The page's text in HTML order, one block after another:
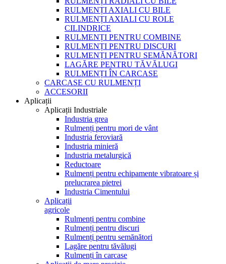
RULMENȚI AXIALI CU BILE
RULMENȚI AXIALI CU ROLE
CILINDRICE
RULMENȚI PENTRU COMBINE
RULMENȚI PENTRU DISCURI
RULMENȚI PENTRU SEMĂNĂTORI
LAGĂRE PENTRU TĂVĂLUGI
RULMENȚI ÎN CARCASE
CARCASE CU RULMENȚI
ACCESORII
Aplicații
Aplicații Industriale
Industria grea
Rulmenți pentru mori de vânt
Industria feroviară
Industria minieră
Industria metalurgică
Reductoare
Rulmenți pentru echipamente vibratoare și
prelucrarea pietrei
Industria Cimentului
Aplicații
agricole
Rulmenți pentru combine
Rulmenți pentru discuri
Rulmenți pentru semănători
Lagăre pentru tăvălugi
Rulmenți în carcase